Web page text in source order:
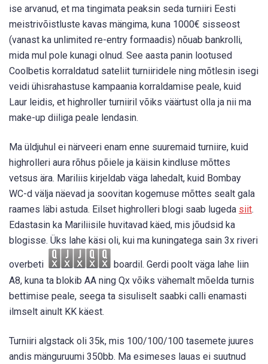
ise arvanud, et ma tingimata peaksin seda turniiri Eesti
meistrivõistluste kavas mängima, kuna 1000€ sisseost
(vanast ka unlimited re-entry formaadis) nõuab bankrolli,
mida mul pole kunagi olnud. See aasta panin lootused
Coolbetis korraldatud sateliit turniiridele ning mõtlesin isegi
veidi ühisrahastuse kampaania korraldamise peale, kuid
Laur leidis, et highroller turniiril võiks väärtust olla ja nii ma
make-up diiliga peale lendasin.
Ma üldjuhul ei närveeri enam enne suuremaid turniire, kuid
highrolleri aura rõhus põiele ja käisin kindluse mõttes
vetsus ära. Mariliis kirjeldab väga lahedalt, kuid Bombay
WC-d välja näevad ja soovitan kogemuse mõttes sealt gala
raames läbi astuda. Eilset highrolleri blogi saab lugeda siit.
Edastasin ka Mariliisile huvitavad käed, mis jõudsid ka
blogisse. Üks lahe käsi oli, kui ma kuningatega sain 3x riveri
overbeti
boardil. Gerdi poolt väga lahe liin
A8, kuna ta blokib AA ning Qx võiks vähemalt mõelda turnis
bettimise peale, seega ta sisuliselt saabki calli enamasti
ilmselt ainult KK käest.
Turniiri algstack oli 35k, mis 100/100/100 tasemete juures
andis mänguruumi 350bb. Ma esimeses lauas ei suutnud